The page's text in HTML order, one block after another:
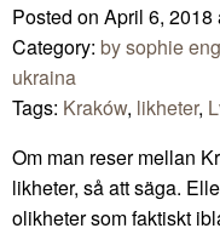
Posted on April 6, 2018
Category: by sophie
ukraina
Tags: Kraków, likheter,
Om man reser mellan
likheter, så att säga.
olikheter som faktiskt